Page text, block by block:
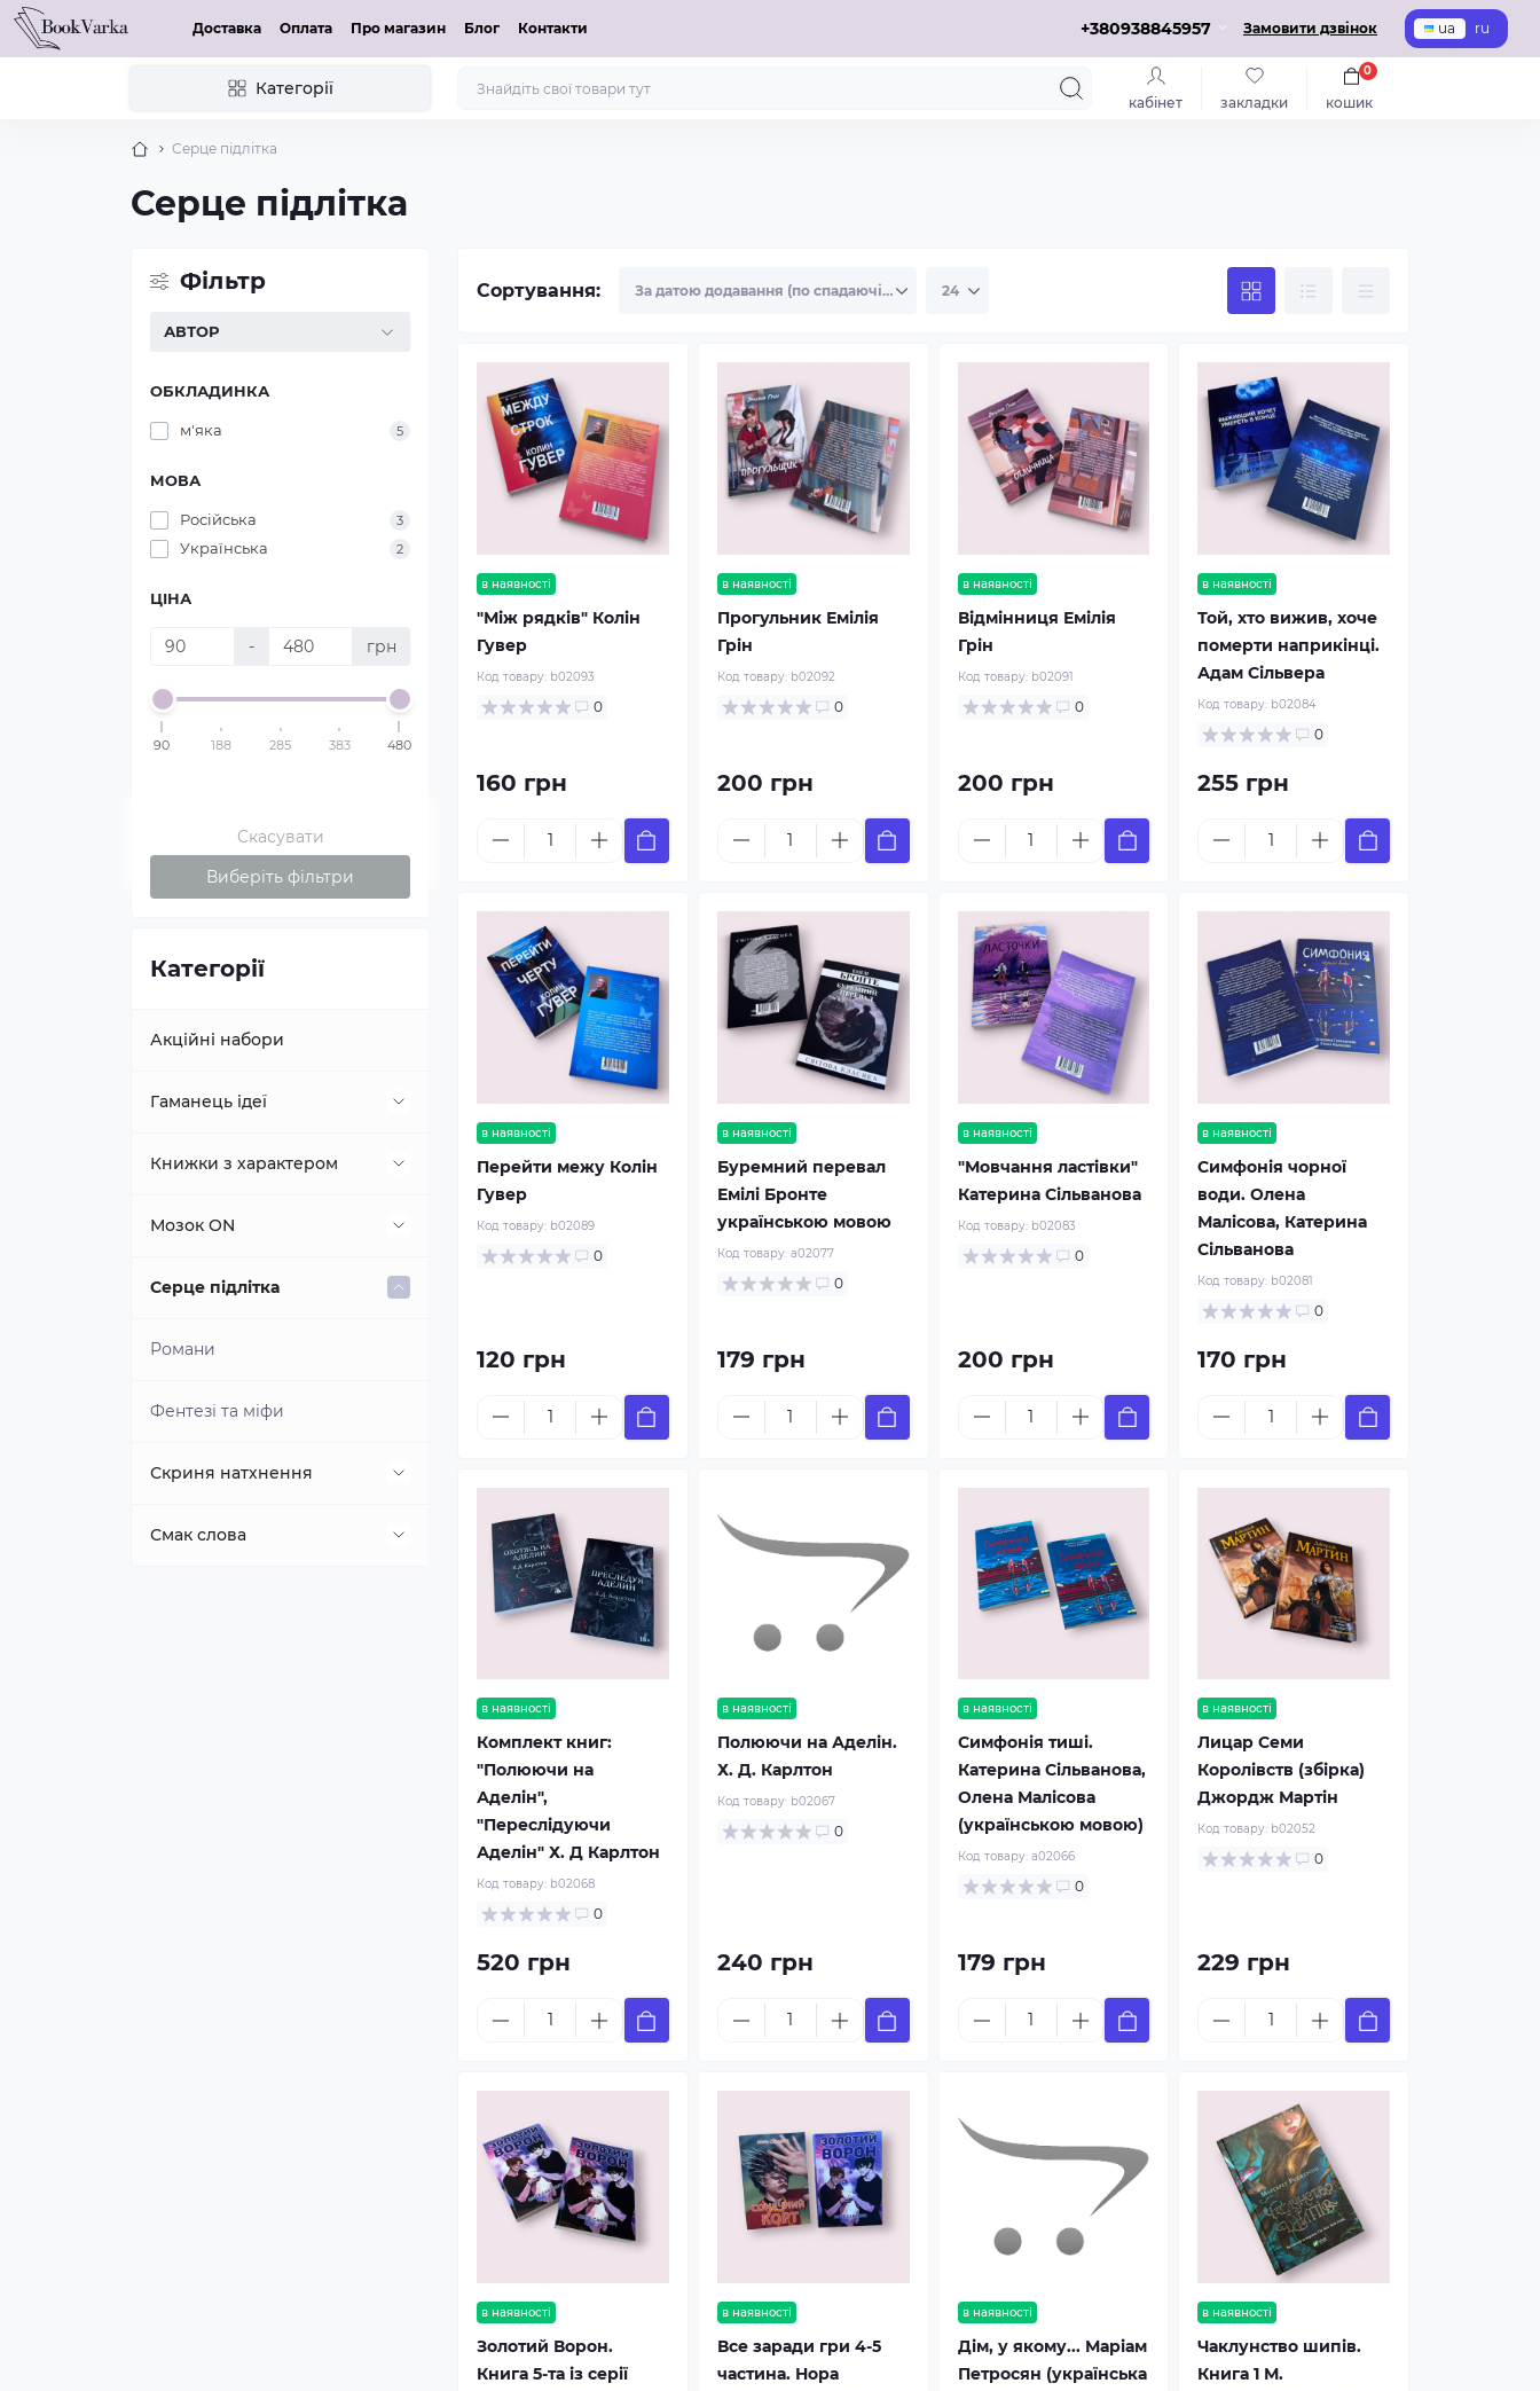
Доставка Оплата Про магазин Блог Контакти +380938845957 Замовити дзвінок ua ru
Категорії
кабінет закладки кошик
0
Серце підлітка
Серце підлітка
Фільтр
АВТОР
ОБКЛАДИНКА
м'яка 5
МОВА
Російська 3
Українська 2
ЦІНА
- грн
90 188 285 383 480
Скасувати
Виберіть фільтри
Категорії
Акційні набори
Гаманець ідеї
Гроші й свобода
Маркетинг для душі та бізнесу
Книжки з характером
Класична література
Мозок ON
Біографії як натхнення
Відносини та емоції
Езотерика та релігія
Психологія / Саморозвиток
Серце підлітка
Романи
Фентезі та міфи
Скриня натхнення
Книжки, що змінюють життя
Смак слова
Сортування:
в наявності
"Між рядків" Колін
Гувер
Код товару: b02093
0
160 грн
в наявності
Прогульник Емілія
Грін
Код товару: b02092
0
200 грн
в наявності
Відмінниця Емілія
Грін
Код товару: b02091
0
200 грн
в наявності
Той, хто вижив, хоче
померти наприкінці.
Адам Сільвера
Код товару: b02084
0
255 грн
в наявності
Перейти межу Колін
Гувер
Код товару: b02089
0
120 грн
в наявності
Буремний перевал
Емілі Бронте
українською мовою
Код товару: a02077
0
179 грн
в наявності
"Мовчання ластівки"
Катерина Сільванова
Код товару: b02083
0
200 грн
в наявності
Симфонія чорної
води. Олена
Малісова, Катерина
Сільванова
Код товару: b02081
0
170 грн
в наявності
Комплект книг:
"Полюючи на
Аделін",
"Переслідуючи
Аделін" Х. Д Карлтон
Код товару: b02068
0
520 грн
в наявності
Полюючи на Аделін.
Х. Д. Карлтон
Код товару: b02067
0
240 грн
в наявності
Симфонія тиші.
Катерина Сільванова,
Олена Малісова
(українською мовою)
Код товару: a02066
0
179 грн
в наявності
Лицар Семи
Королівств (збірка)
Джордж Мартін
Код товару: b02052
0
229 грн
в наявності
Золотий Ворон.
Книга 5-та із серії
в наявності
Все заради гри 4-5
частина. Нора
в наявності
Дім, у якому... Маріам
Петросян (українська
в наявності
Чаклунство шипів.
Книга 1 М.